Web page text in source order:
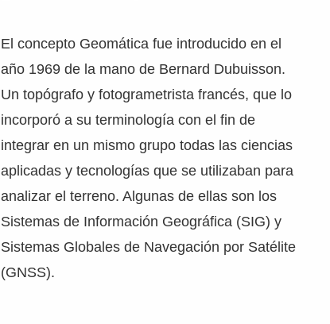
El concepto Geomática fue introducido en el
año 1969 de la mano de Bernard Dubuisson.
Un topógrafo y fotogrametrista francés, que lo
incorporó a su terminología con el fin de
integrar en un mismo grupo todas las ciencias
aplicadas y tecnologías que se utilizaban para
analizar el terreno. Algunas de ellas son los
Sistemas de Información Geográfica (SIG) y
Sistemas Globales de Navegación por Satélite
(GNSS).